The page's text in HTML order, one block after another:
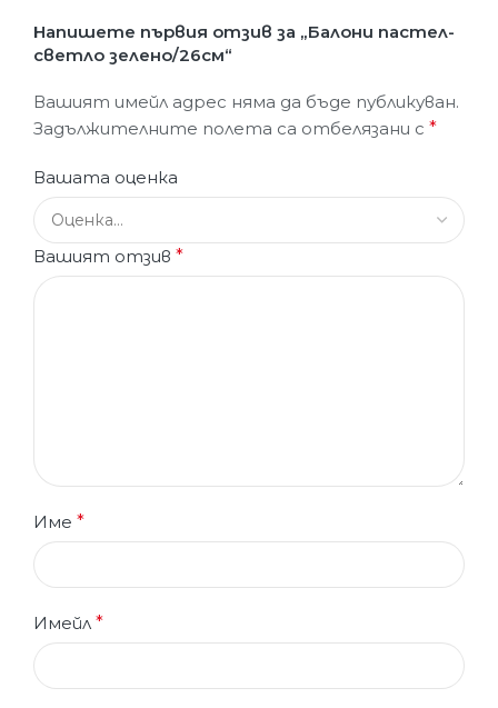
Напишете първия отзив за „Балони пастел-
светло зелено/26см“
Вашият имейл адрес няма да бъде публикуван.
Задължителните полета са отбелязани с *
Вашата оценка
Вашият отзив *
Име *
Имейл *